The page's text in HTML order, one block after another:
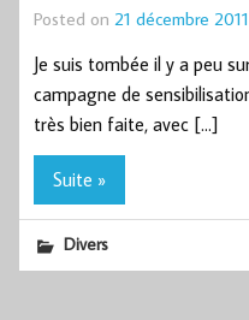
Posted on 21 décembre 2011
Je suis tombée il y a peu
campagne de
très bien faite, avec […]
Suite »
Divers